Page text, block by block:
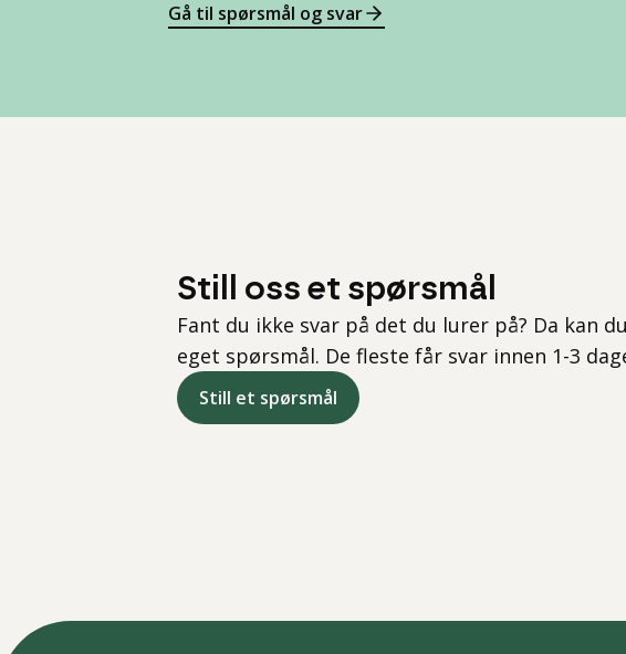
Gå til spørsmål og svar
Still oss et spørsmål
Fant du ikke svar på det du lurer på? Da kan
eget spørsmål. De fleste får svar innen 1-3
Still et spørsmål